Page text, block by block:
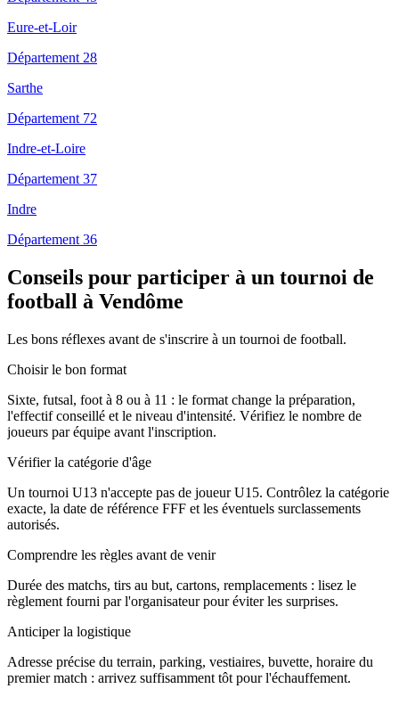
Eure-et-Loir
Département 28
Sarthe
Département 72
Indre-et-Loire
Département 37
Indre
Département 36
Conseils pour participer à un tournoi de
football à Vendôme
Les bons réflexes avant de s'inscrire à un tournoi de football.
Choisir le bon format
Sixte, futsal, foot à 8 ou à 11 : le format change la préparation,
l'effectif conseillé et le niveau d'intensité. Vérifiez le nombre de
joueurs par équipe avant l'inscription.
Vérifier la catégorie d'âge
Un tournoi U13 n'accepte pas de joueur U15. Contrôlez la catégorie
exacte, la date de référence FFF et les éventuels surclassements
autorisés.
Comprendre les règles avant de venir
Durée des matchs, tirs au but, cartons, remplacements : lisez le
règlement fourni par l'organisateur pour éviter les surprises.
Anticiper la logistique
Adresse précise du terrain, parking, vestiaires, buvette, horaire du
premier match : arrivez suffisamment tôt pour l'échauffement.